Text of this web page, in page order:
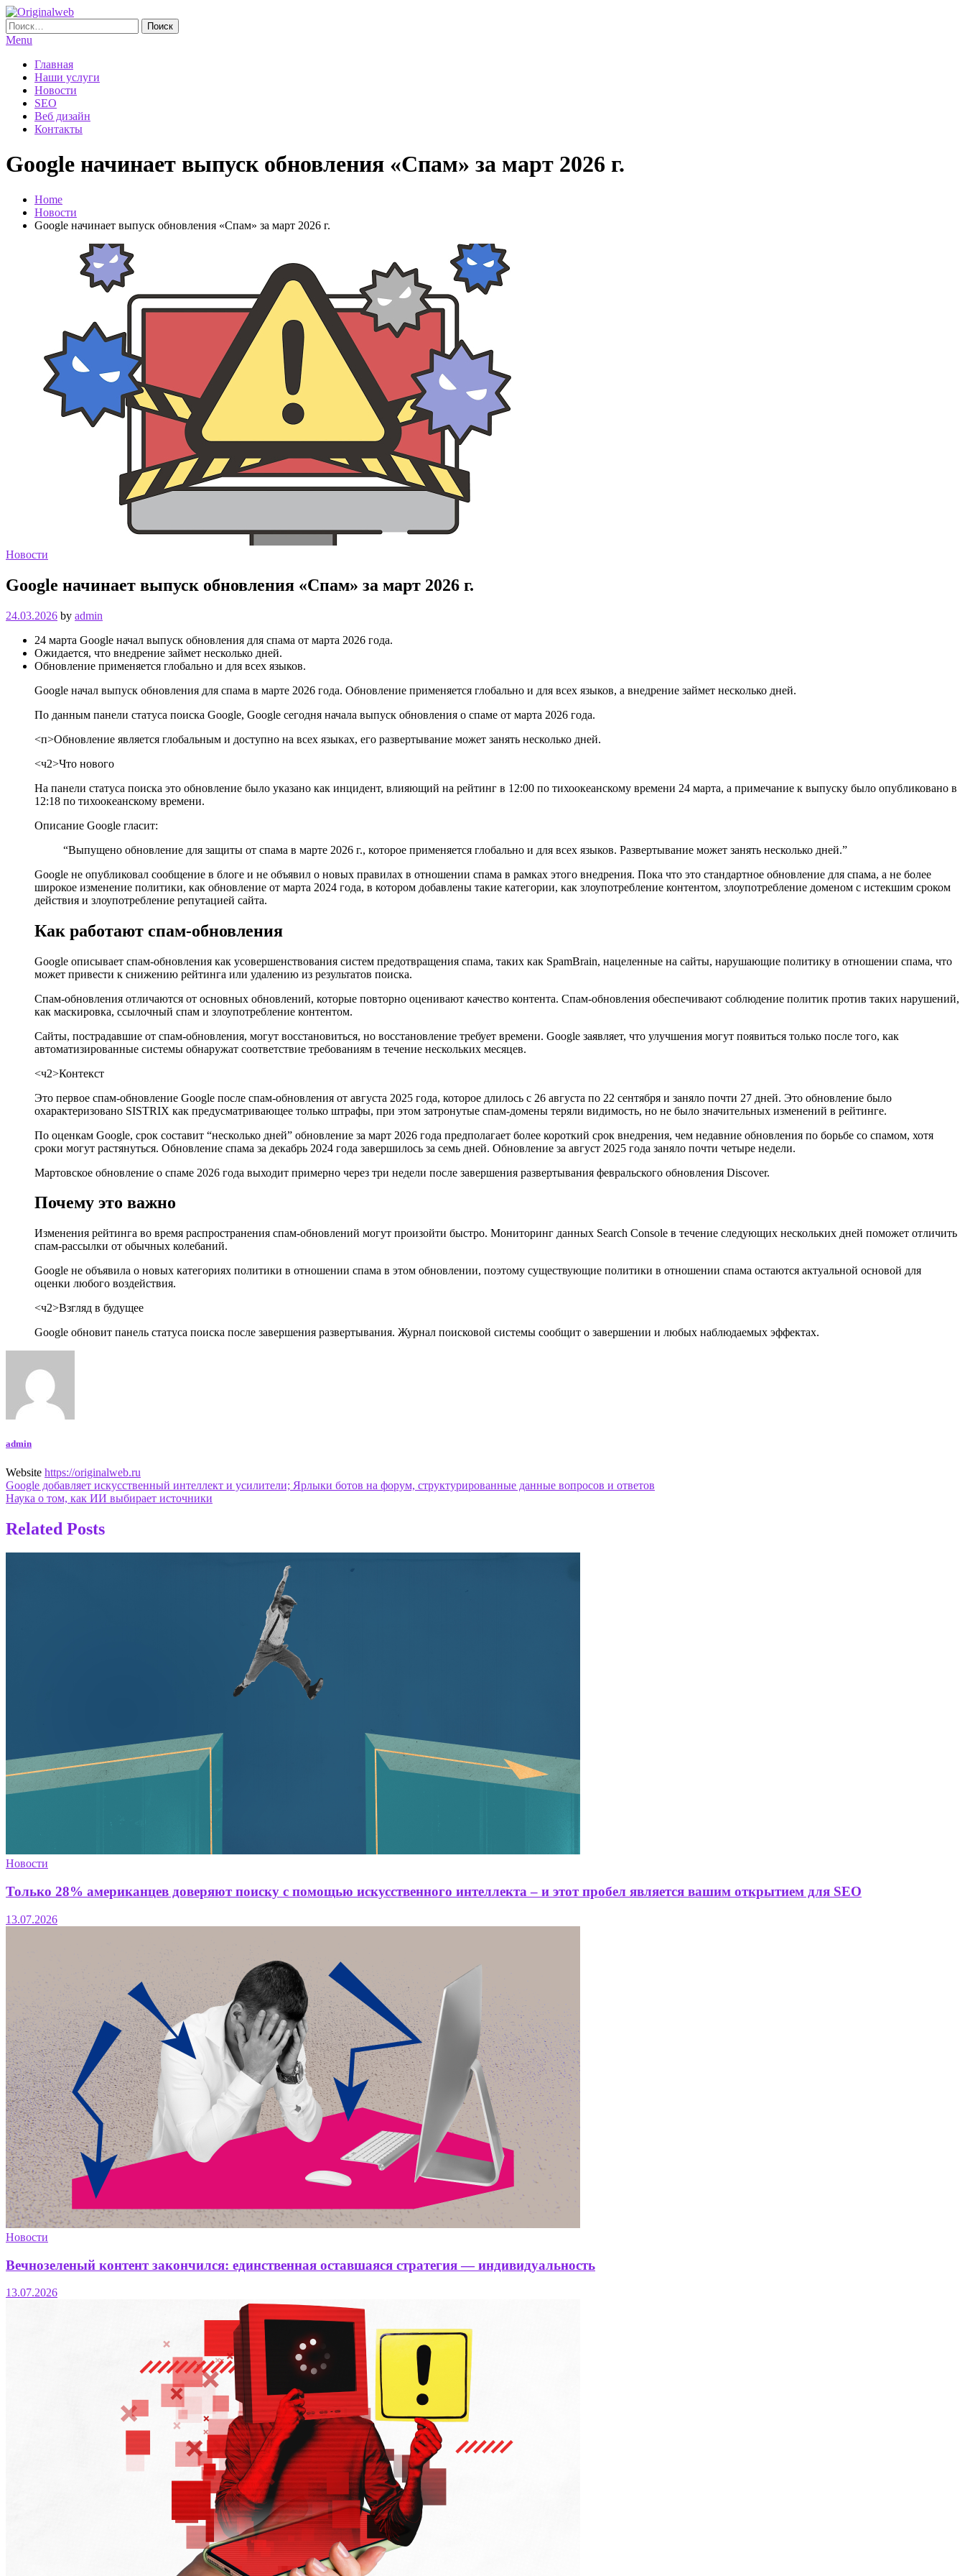
Skip
To
Content
Originalweb
Создание и продвижение сайтов
Найти:
Menu
Главная
Наши услуги
Новости
SEO
Веб дизайн
Контакты
Google начинает выпуск обновления «Спам» за март 2026 г.
Home
Новости
Google начинает выпуск обновления «Спам» за март 2026 г.
Новости
Google начинает выпуск обновления «Спам» за март 2026 г.
24.03.2026 by admin
24 марта Google начал выпуск обновления для спама от марта 2026 года.
Ожидается, что внедрение займет несколько дней.
Обновление применяется глобально и для всех языков.
Google начал выпуск обновления для спама в марте 2026 года. Обновление применяется глобально и для всех языков, а внедрение займет несколько дней.
По данным панели статуса поиска Google, Google сегодня начала выпуск обновления о спаме от марта 2026 года.
<п>Обновление является глобальным и доступно на всех языках, его развертывание может занять несколько дней.
<ч2>Что нового
На панели статуса поиска это обновление было указано как инцидент, влияющий на рейтинг в 12:00 по тихоокеанскому времени 24 марта, а примечание к выпуску было опубликовано в
12:18 по тихоокеанскому времени.
Описание Google гласит:
“Выпущено обновление для защиты от спама в марте 2026 г., которое применяется глобально и для всех языков. Развертывание может занять несколько дней.”
Google не опубликовал сообщение в блоге и не объявил о новых правилах в отношении спама в рамках этого внедрения. Пока что это стандартное обновление для спама, а не более
широкое изменение политики, как обновление от марта 2024 года, в котором добавлены такие категории, как злоупотребление контентом, злоупотребление доменом с истекшим сроком
действия и злоупотребление репутацией сайта.
Как работают спам-обновления
Google описывает спам-обновления как усовершенствования систем предотвращения спама, таких как SpamBrain, нацеленные на сайты, нарушающие политику в отношении спама, что
может привести к снижению рейтинга или удалению из результатов поиска.
Спам-обновления отличаются от основных обновлений, которые повторно оценивают качество контента. Спам-обновления обеспечивают соблюдение политик против таких нарушений,
как маскировка, ссылочный спам и злоупотребление контентом.
Сайты, пострадавшие от спам-обновления, могут восстановиться, но восстановление требует времени. Google заявляет, что улучшения могут появиться только после того, как
автоматизированные системы обнаружат соответствие требованиям в течение нескольких месяцев.
<ч2>Контекст
Это первое спам-обновление Google после спам-обновления от августа 2025 года, которое длилось с 26 августа по 22 сентября и заняло почти 27 дней. Это обновление было
охарактеризовано SISTRIX как предусматривающее только штрафы, при этом затронутые спам-домены теряли видимость, но не было значительных изменений в рейтинге.
По оценкам Google, срок составит “несколько дней” обновление за март 2026 года предполагает более короткий срок внедрения, чем недавние обновления по борьбе со спамом, хотя
сроки могут растянуться. Обновление спама за декабрь 2024 года завершилось за семь дней. Обновление за август 2025 года заняло почти четыре недели.
Мартовское обновление о спаме 2026 года выходит примерно через три недели после завершения развертывания февральского обновления Discover.
Почему это важно
Изменения рейтинга во время распространения спам-обновлений могут произойти быстро. Мониторинг данных Search Console в течение следующих нескольких дней поможет отличить
спам-рассылки от обычных колебаний.
Google не объявила о новых категориях политики в отношении спама в этом обновлении, поэтому существующие политики в отношении спама остаются актуальной основой для
оценки любого воздействия.
<ч2>Взгляд в будущее
Google обновит панель статуса поиска после завершения развертывания. Журнал поисковой системы сообщит о завершении и любых наблюдаемых эффектах.
admin
Website https://originalweb.ru
Навигация
по
записям
Google добавляет искусственный интеллект и усилители; Ярлыки ботов на форум, структурированные данные вопросов и ответов
Наука о том, как ИИ выбирает источники
Related Posts
Новости
Только 28% американцев доверяют поиску с помощью искусственного интеллекта – и этот пробел является вашим открытием для SEO
13.07.2026
Новости
Вечнозеленый контент закончился: единственная оставшаяся стратегия — индивидуальность
13.07.2026